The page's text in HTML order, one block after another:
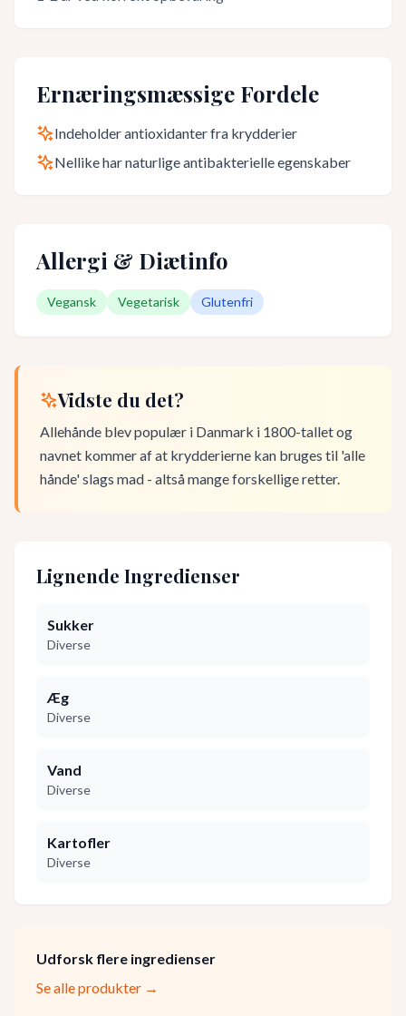
Ernæringsmæssige Fordele
Indeholder antioxidanter fra krydderier
Nellike har naturlige antibakterielle egenskaber
Allergi & Diætinfo
Vegansk Vegetarisk Glutenfri
Vidste du det?
Allehånde blev populær i Danmark i 1800-tallet og
navnet kommer af at krydderierne kan bruges til 'alle
hånde' slags mad - altså mange forskellige retter.
Lignende Ingredienser
Sukker
Diverse
Æg
Diverse
Vand
Diverse
Kartofler
Diverse
Udforsk flere ingredienser
Se alle produkter →